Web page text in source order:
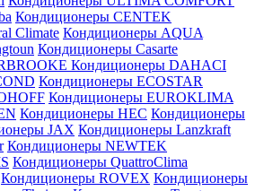
Кондиционеры CENTEK
Climate Кондиционеры AQUA
Кондиционеры Casarte
Кондиционеры DAHACI
Кондиционеры ECOSTAR
Кондиционеры EUROKLIMA
Кондиционеры HEC Кондиционеры
JAX Кондиционеры Lanzkraft
Кондиционеры NEWTEK
Кондиционеры QuattroClima
Кондиционеры ROVEX Кондиционеры